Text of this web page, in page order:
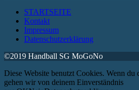
STARTSEITE
Kontakt
Impressum
Datenschutzerklärung
©2019 Handball SG MoGoNo
Diese Website benutzt Cookies. Wenn du
gehen wir von deinem Einverständnis